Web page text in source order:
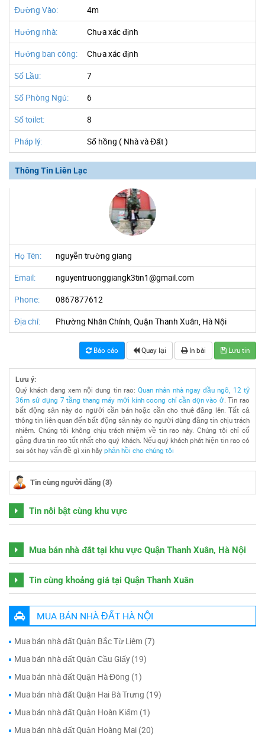
Đường Vào: 4m
Hướng nhà: Chưa xác định
Hướng ban công: Chưa xác định
Số Lầu: 7
Số Phòng Ngủ: 6
Số toilet: 8
Pháp lý: Sổ hồng ( Nhà và Đất )
Thông Tin Liên Lạc
Họ Tên: nguyễn trường giang
Email: nguyentruonggiangk3tin1@gmail.com
Phone: 0867877612
Địa chỉ: Phường Nhân Chính, Quận Thanh Xuân, Hà Nội
Báo cáo Quay lại In bài Lưu tin
Lưu ý:
Quý khách đang xem nội dung tin rao:Quan nhân nhà ngay đầu ngõ, 12 tỷ
36m sử dụng 7 tầng thang máy mới kính coong chỉ cần dọn vào ở. Tin rao
bất động sản này do người cần bán hoặc cần cho thuê đăng lên. Tất cả
thông tin liên quan đến bất động sản này do người dùng đăng tin chịu trách
nhiêm. Chúng tôi không chịu trách nhiệm về tin rao này. Chúng tôi chỉ cố
gắng đưa tin rao tốt nhất cho quý khách. Nếu quý khách phát hiện tin rao có
sai sót hay vấn đề gì xin hãy phản hồi cho chúng tôi
Tin cùng người đăng (3)
Tin nổi bật cùng khu vực
Mua bán nhà đất tại khu vực Quận Thanh Xuân, Hà Nội
Tin cùng khoảng giá tại Quận Thanh Xuân
MUA BÁN NHÀ ĐẤT HÀ NỘI
Mua bán nhà đất Quận Bắc Từ Liêm (7)
Mua bán nhà đất Quận Cầu Giấy (19)
Mua bán nhà đất Quận Hà Đông (1)
Mua bán nhà đất Quận Hai Bà Trưng (19)
Mua bán nhà đất Quận Hoàn Kiếm (1)
Mua bán nhà đất Quận Hoàng Mai (20)